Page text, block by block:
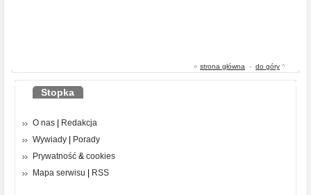
« strona główna - do góry ^
Stopka
O nas
Redakcja
Wywiady
Porady
Prywatność & cookies
Mapa serwisu
RSS